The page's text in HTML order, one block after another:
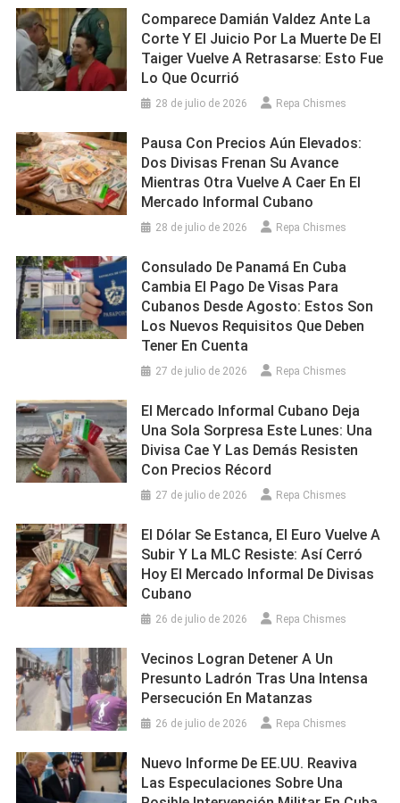
Comparece Damián Valdez Ante La
Corte Y El Juicio Por La Muerte De El
Taiger Vuelve A Retrasarse: Esto Fue
Lo Que Ocurrió
28 de julio de 2026 Repa Chismes
Pausa Con Precios Aún Elevados:
Dos Divisas Frenan Su Avance
Mientras Otra Vuelve A Caer En El
Mercado Informal Cubano
28 de julio de 2026 Repa Chismes
Consulado De Panamá En Cuba
Cambia El Pago De Visas Para
Cubanos Desde Agosto: Estos Son
Los Nuevos Requisitos Que Deben
Tener En Cuenta
27 de julio de 2026 Repa Chismes
El Mercado Informal Cubano Deja
Una Sola Sorpresa Este Lunes: Una
Divisa Cae Y Las Demás Resisten
Con Precios Récord
27 de julio de 2026 Repa Chismes
El Dólar Se Estanca, El Euro Vuelve A
Subir Y La MLC Resiste: Así Cerró
Hoy El Mercado Informal De Divisas
Cubano
26 de julio de 2026 Repa Chismes
Vecinos Logran Detener A Un
Presunto Ladrón Tras Una Intensa
Persecución En Matanzas
26 de julio de 2026 Repa Chismes
Nuevo Informe De EE.UU. Reaviva
Las Especulaciones Sobre Una